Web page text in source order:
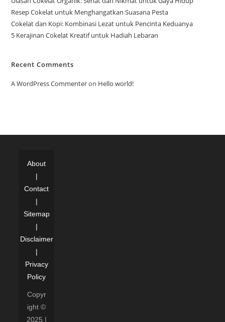
Resep Cokelat untuk Menghangatkan Suasana Pesta
Cokelat dan Kopi: Kombinasi Lezat untuk Pencinta Keduanya
5 Kerajinan Cokelat Kreatif untuk Hadiah Lebaran
Recent Comments
A WordPress Commenteron Hello world!
About
|
Contact
|
Sitemap
|
Disclaimer
|
Privacy
Policy
Copyr
ight ©
2025 |